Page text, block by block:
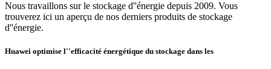
Nous travaillons sur le stockage d''énergie depuis 2009. Vous
trouverez ici un aperçu de nos derniers produits de stockage
d''énergie.
Huawei optimise l''efficacité énergétique du stockage dans les